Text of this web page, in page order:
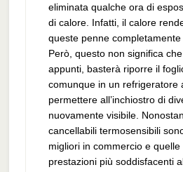
eliminata qualche ora di
di calore. Infatti, il calore
queste penne completamente
Però, questo non significa
appunti, basterà riporre il
comunque in un refrigeratore
permettere all’inchiostro di
nuovamente visibile.
cancellabili termosensibili
migliori in commercio e
prestazioni più soddisfacenti